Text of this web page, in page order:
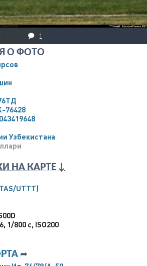
1
О ФОТО
76428
Узбекистана
НА КАРТЕ ↓
UTTT)
, 1/800 с, ISO200
➦